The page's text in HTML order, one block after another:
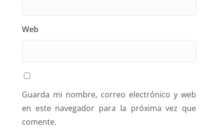
Web
Guarda mi nombre, correo electrónico y web
en este navegador para la próxima vez que
comente.